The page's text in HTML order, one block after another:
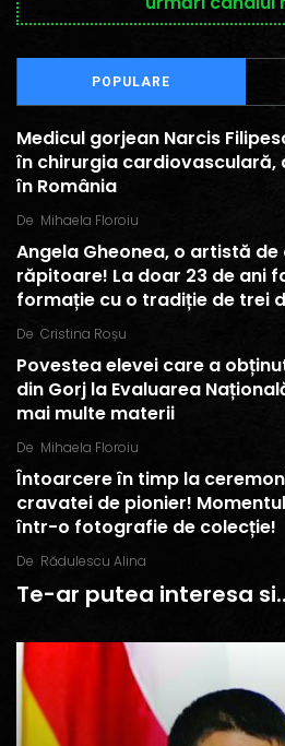
POPULARE
Medicul gorjean Narcis
în chirurgia cardiovasculară,
în România
De Mihaela Floroiu
Angela Gheonea, o artistă
răpitoare! La doar 23 de ani
formație cu o tradiție de trei
De Cristina Roșu
Povestea elevei care a
din Gorj la Evaluarea
mai multe materii
De Mihaela Floroiu
Întoarcere în timp la
cravatei de pionier!
într-o fotografie de colecție!
De Rădulescu Alina
Te-ar putea interesa